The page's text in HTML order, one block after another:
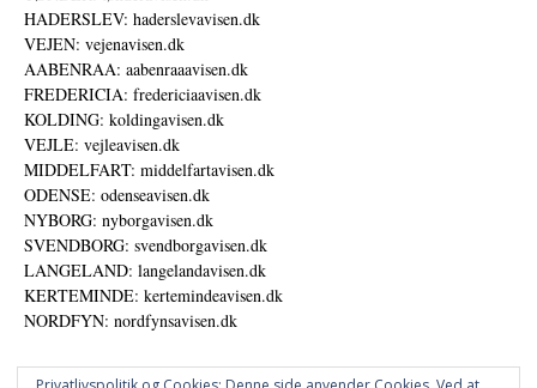
HADERSLEV: haderslevavisen.dk
VEJEN: vejenavisen.dk
AABENRAA: aabenraaavisen.dk
FREDERICIA: fredericiaavisen.dk
KOLDING: koldingavisen.dk
VEJLE: vejleavisen.dk
MIDDELFART: middelfartavisen.dk
ODENSE: odenseavisen.dk
NYBORG: nyborgavisen.dk
SVENDBORG: svendborgavisen.dk
LANGELAND: langelandavisen.dk
KERTEMINDE: kertemindeavisen.dk
NORDFYN: nordfynsavisen.dk